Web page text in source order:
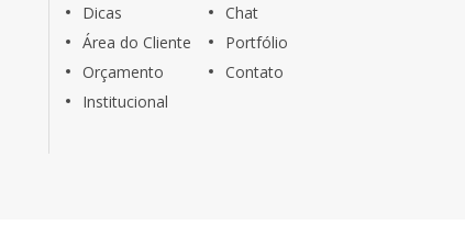
Dicas
Chat
Área do Cliente
Portfólio
Orçamento
Contato
Institucional